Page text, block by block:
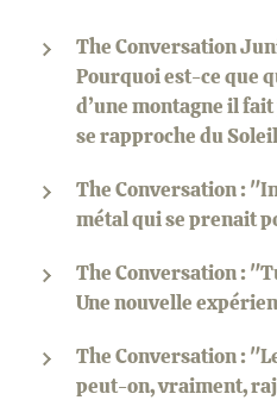
The Conversation
Pourquoi est-ce que
d’une montagne il
se rapproche du
The Conversation :
métal qui se prenait
The Conversation :
Une nouvelle
The Conversation :
peut-on, vraiment,